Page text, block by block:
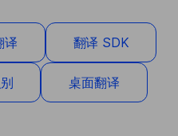
译 翻译 SDK
桌面翻译